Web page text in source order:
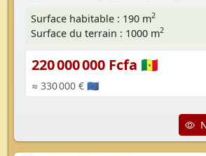
Surface habitable : 190 m2
Surface du terrain : 1000 m2
220 000 000 Fcfa 🇸🇳
≈ 330 000 € 🇪🇺